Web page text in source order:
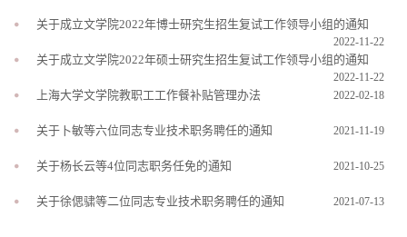
关于成立文学院2022年博士研究生招生复试工作领导小组的通知
2022-11-22
关于成立文学院2022年硕士研究生招生复试工作领导小组的通知
2022-11-22
上海大学文学院教职工工作餐补贴管理办法 2022-02-18
关于卜敏等六位同志专业技术职务聘任的通知 2021-11-19
关于杨长云等4位同志职务任免的通知 2021-10-25
关于徐偲骕等二位同志专业技术职务聘任的通知 2021-07-13